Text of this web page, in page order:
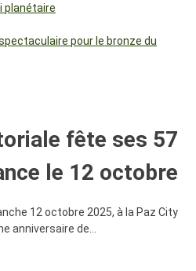
planétaire
pour le bronze du
fête ses 57
le 12 octobre
12 octobre 2025, à la Paz City
anniversaire de…